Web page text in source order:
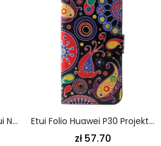
Obudowa Huawei P30 Etui Na Telefon Kocham Paryż Etui Folio Huawei P30 Projekt Galaktyki
zł 57.70